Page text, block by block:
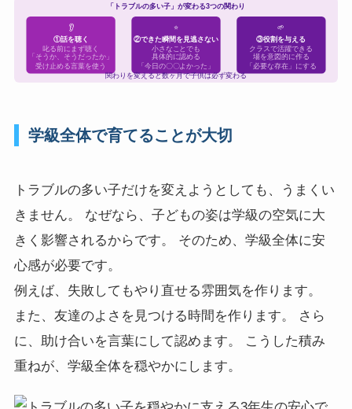
「トラブルの多い子」が変わる3つの関わり
👂
①話を聴く
叱る前にまず聴く
「そうか、そうだったか」
受け止める言葉を使う
⭐
②できた瞬間を見逃さない
小さなことでも
具体的に認める
「今日の〇〇よかった」
🌱
③役割を与える
クラスで活躍できる
場を意図的に作る
「必要な存在」にする
関わりを変えると数ヶ月で子供は必ず変わる
学級全体で育てることが大切
トラブルの多い子だけを変えようとしても、うまくい
きません。 なぜなら、子どもの姿は学級の空気に大
きく影響されるからです。 そのため、学級全体に安
心感が必要です。
例えば、失敗してもやり直せる雰囲気を作ります。
また、友達のよさを見つける時間を作ります。 さら
に、助け合いを言葉にして認めます。 こうした積み
重ねが、学級全体を穏やかにします。